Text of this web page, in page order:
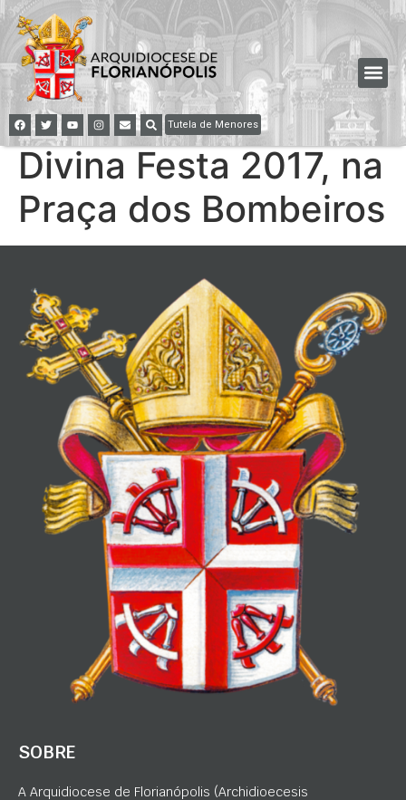
Tutela de Menores
Divina Festa 2017, na
Praça dos Bombeiros
SOBRE
A Arquidiocese de Florianópolis (Archidioecesis